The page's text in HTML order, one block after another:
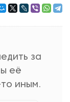
за
её
иным.